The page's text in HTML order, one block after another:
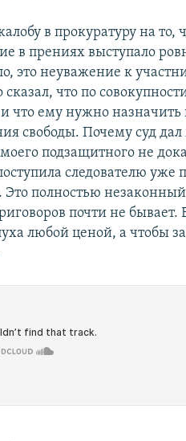
в прокуратуру на то,
в прениях выступало
это неуважение к
что по
что ему нужно назначить
свободы. Почему суд
подзащитного не
следователю уже
Это полностью
почти не
любой ценой, а чтобы